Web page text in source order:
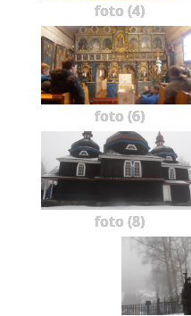
foto (4)
foto (6)
foto (8)